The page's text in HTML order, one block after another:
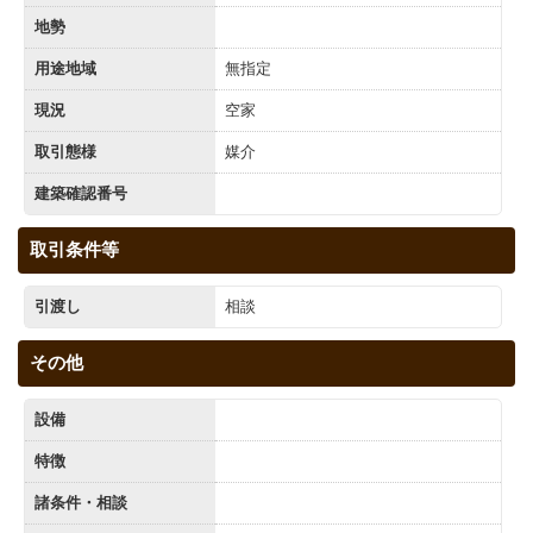
地勢
用途地域 無指定
現況 空家
取引態様 媒介
建築確認番号
取引条件等
引渡し 相談
その他
設備
特徴
諸条件・相談